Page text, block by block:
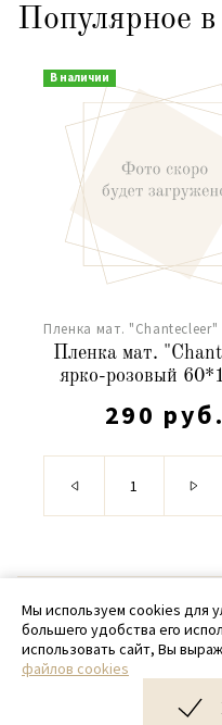
Популярное в
В наличии
Пленка мат. "Chantecleer"
Пленка мат.
ярко-розовый
290 руб.
© 2020
+ 7
Мы используем cookies для
большего удобства его
использовать сайт, Вы
файлов cookies